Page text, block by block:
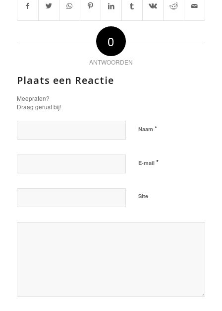
0
ANTWOORDEN
Plaats een Reactie
Meepraten?
Draag gerust bij!
Naam *
E-mail *
Site